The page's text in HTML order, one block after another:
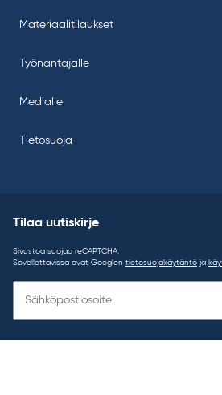
Materiaalitilaukset
Työnantajalle
Medialle
Tietosuoja
Tilaa uutiskirje
Sivustoa suojaa reCAPTCHA.
Sovellettavissa ovat Googlen tietosuojakäytäntö ja
uutiskirje: